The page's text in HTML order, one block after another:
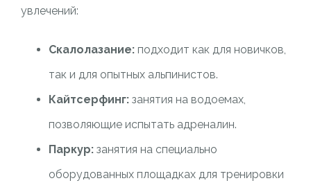
увлечений:
Скалолазание:подходит как для новичков,
так и для опытных альпинистов.
Кайтсерфинг:занятия на водоемах,
позволяющие испытать адреналин.
Паркур:занятия на специально
оборудованных площадках для тренировки